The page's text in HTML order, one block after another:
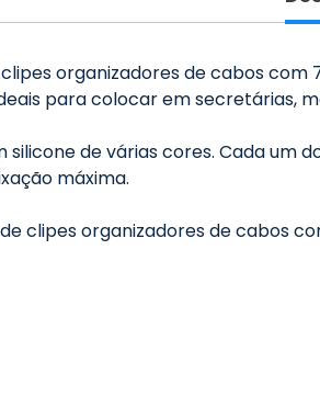
organizadores de cabos
para colocar em secretárias,
silicone de várias cores. Cada um
máxima.
clipes organizadores de cabos